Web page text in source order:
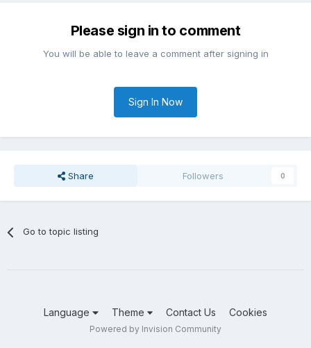
Please sign in to comment
You will be able to leave a comment after signing in
Sign In Now
Share Followers 0
Go to topic listing
Language Theme Contact Us Cookies
Powered by Invision Community